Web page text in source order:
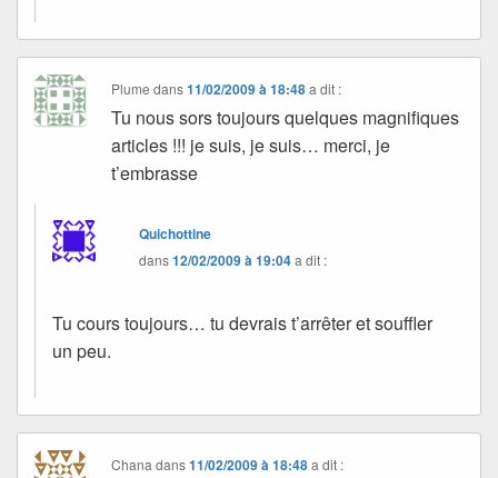
Plume dans11/02/2009 à 18:48 a dit :
Tu nous sors toujours quelques magnifiques
articles !!! je suis, je suis… merci, je
t’embrasse
Quichottine
dans12/02/2009 à 19:04a dit :
Tu cours toujours… tu devrais t’arrêter et souffler
un peu.
Chana dans11/02/2009 à 18:48 a dit :